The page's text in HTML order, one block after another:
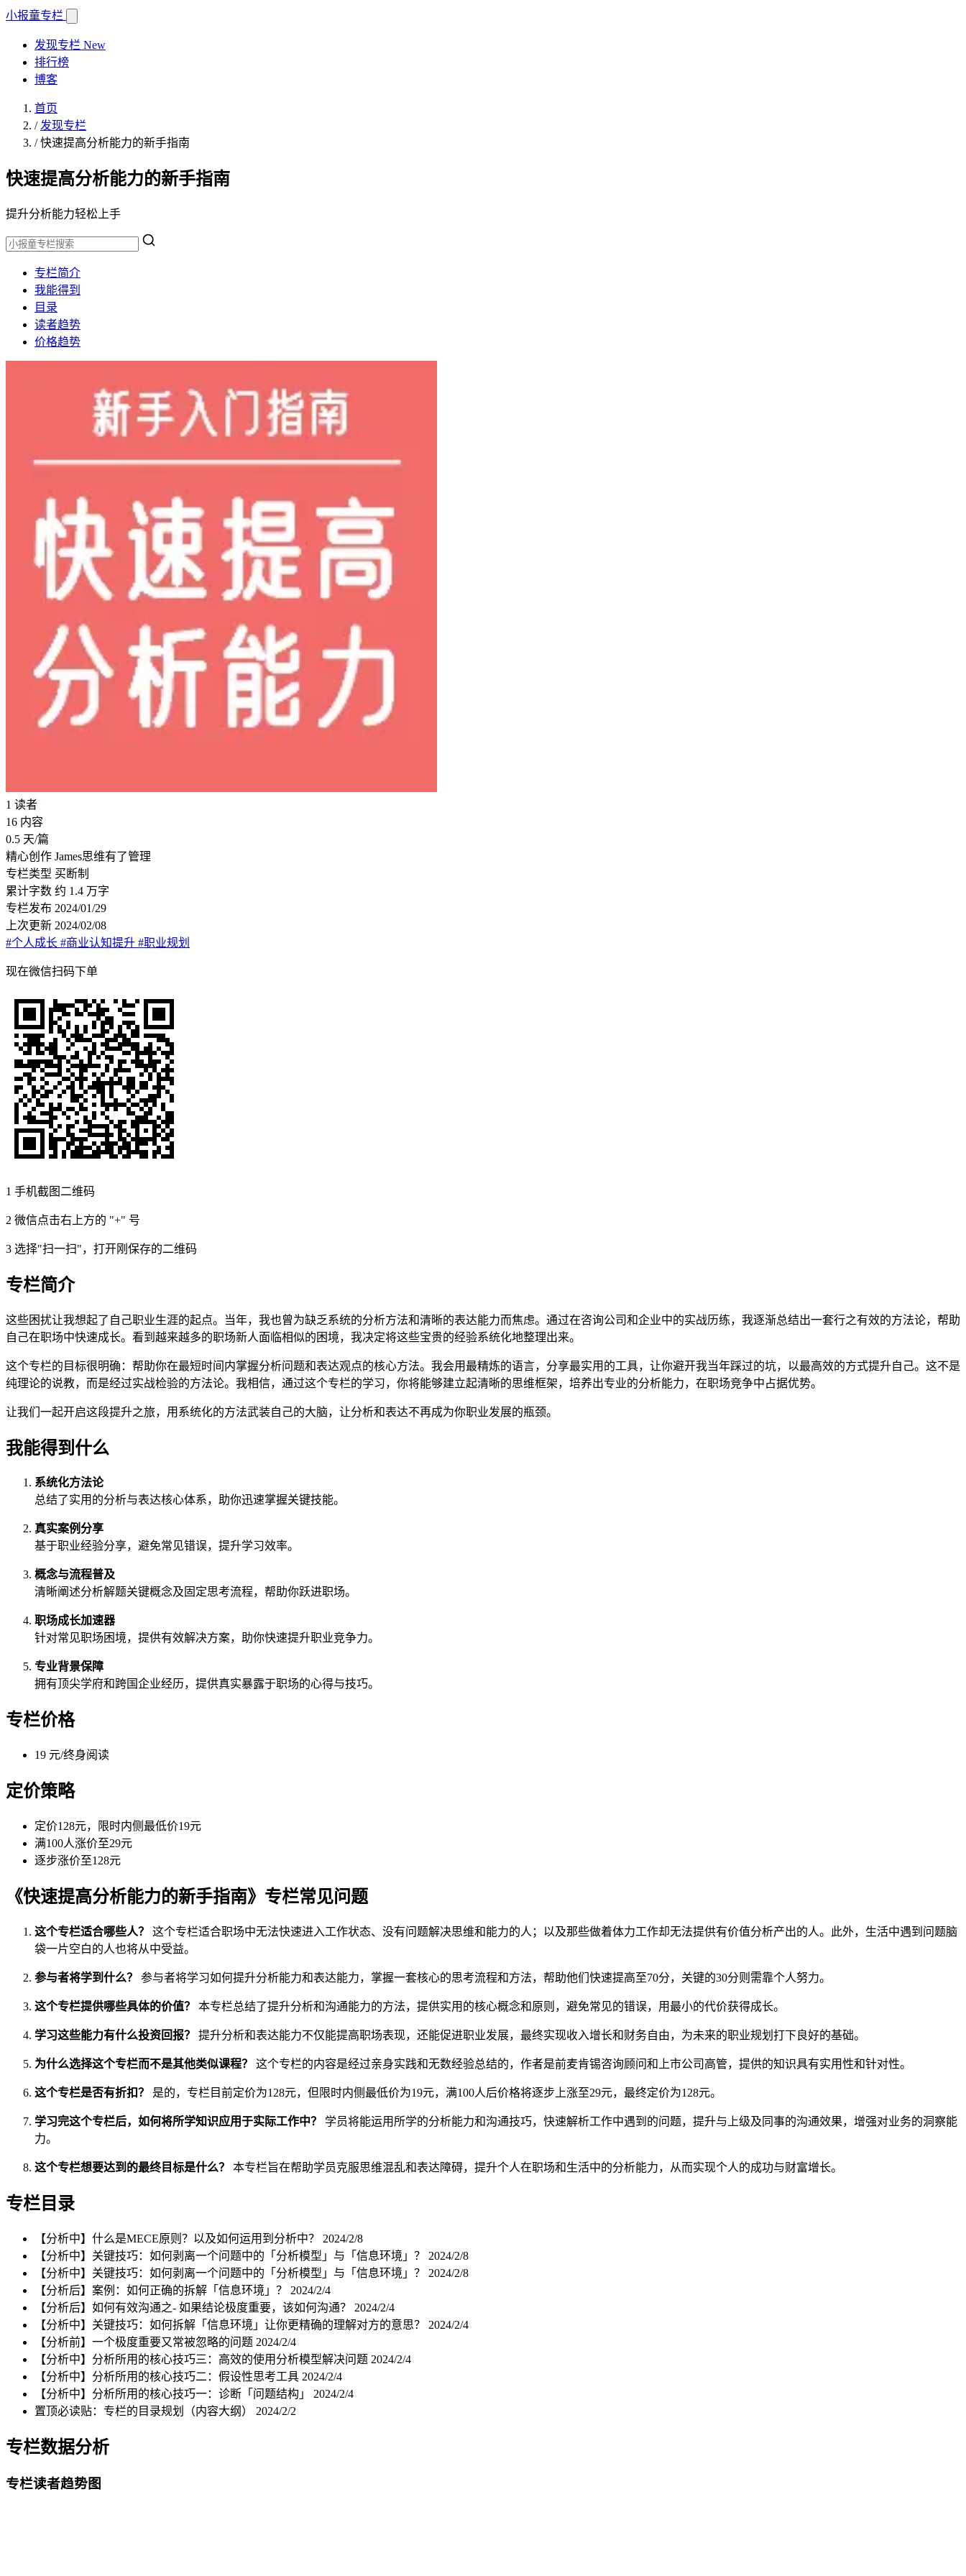
小报童专栏
发现专栏 New
排行榜
博客
首页
/ 发现专栏
/快速提高分析能力的新手指南
快速提高分析能力的新手指南
提升分析能力轻松上手
专栏简介
我能得到
目录
读者趋势
价格趋势
1 读者
16 内容
0.5 天/篇
精心创作 James思维有了管理
专栏类型 买断制
累计字数 约 1.4 万字
专栏发布 2024/01/29
上次更新 2024/02/08
#个人成长 #商业认知提升 #职业规划
现在微信扫码下单
1 手机截图二维码
2 微信点击右上方的 "+" 号
3 选择"扫一扫"，打开刚保存的二维码
专栏简介
这些困扰让我想起了自己职业生涯的起点。当年，我也曾为缺乏系统的分析方法和清晰的表达能力而焦虑。通过在咨询公司和企业中的实战历练，我逐渐总结出一套行之有效的方法论，帮助
自己在职场中快速成长。看到越来越多的职场新人面临相似的困境，我决定将这些宝贵的经验系统化地整理出来。
这个专栏的目标很明确：帮助你在最短时间内掌握分析问题和表达观点的核心方法。我会用最精炼的语言，分享最实用的工具，让你避开我当年踩过的坑，以最高效的方式提升自己。这不是
纯理论的说教，而是经过实战检验的方法论。我相信，通过这个专栏的学习，你将能够建立起清晰的思维框架，培养出专业的分析能力，在职场竞争中占据优势。
让我们一起开启这段提升之旅，用系统化的方法武装自己的大脑，让分析和表达不再成为你职业发展的瓶颈。
我能得到什么
系统化方法论
总结了实用的分析与表达核心体系，助你迅速掌握关键技能。
真实案例分享
基于职业经验分享，避免常见错误，提升学习效率。
概念与流程普及
清晰阐述分析解题关键概念及固定思考流程，帮助你跃进职场。
职场成长加速器
针对常见职场困境，提供有效解决方案，助你快速提升职业竞争力。
专业背景保障
拥有顶尖学府和跨国企业经历，提供真实暴露于职场的心得与技巧。
专栏价格
19 元/终身阅读
定价策略
定价128元，限时内侧最低价19元
满100人涨价至29元
逐步涨价至128元
《快速提高分析能力的新手指南》专栏常见问题
这个专栏适合哪些人？
这个专栏适合职场中无法快速进入工作状态、没有问题解决思维和能力的人；以及那些做着体力工作却无法提供有价值分析产出的人。此外，生活中遇到问题脑
袋一片空白的人也将从中受益。
参与者将学到什么？ 参与者将学习如何提升分析能力和表达能力，掌握一套核心的思考流程和方法，帮助他们快速提高至70分，关键的30分则需靠个人努力。
这个专栏提供哪些具体的价值？ 本专栏总结了提升分析和沟通能力的方法，提供实用的核心概念和原则，避免常见的错误，用最小的代价获得成长。
学习这些能力有什么投资回报？ 提升分析和表达能力不仅能提高职场表现，还能促进职业发展，最终实现收入增长和财务自由，为未来的职业规划打下良好的基础。
为什么选择这个专栏而不是其他类似课程？ 这个专栏的内容是经过亲身实践和无数经验总结的，作者是前麦肯锡咨询顾问和上市公司高管，提供的知识具有实用性和针对性。
这个专栏是否有折扣？ 是的，专栏目前定价为128元，但限时内侧最低价为19元，满100人后价格将逐步上涨至29元，最终定价为128元。
学习完这个专栏后，如何将所学知识应用于实际工作中？
学员将能运用所学的分析能力和沟通技巧，快速解析工作中遇到的问题，提升与上级及同事的沟通效果，增强对业务的洞察能
力。
这个专栏想要达到的最终目标是什么？ 本专栏旨在帮助学员克服思维混乱和表达障碍，提升个人在职场和生活中的分析能力，从而实现个人的成功与财富增长。
专栏目录
【分析中】什么是MECE原则？以及如何运用到分析中？ 2024/2/8
【分析中】关键技巧：如何剥离一个问题中的「分析模型」与「信息环境」？ 2024/2/8
【分析中】关键技巧：如何剥离一个问题中的「分析模型」与「信息环境」？ 2024/2/8
【分析后】案例：如何正确的拆解「信息环境」？ 2024/2/4
【分析后】如何有效沟通之- 如果结论极度重要，该如何沟通？ 2024/2/4
【分析中】关键技巧：如何拆解「信息环境」让你更精确的理解对方的意思？ 2024/2/4
【分析前】一个极度重要又常被忽略的问题 2024/2/4
【分析中】分析所用的核心技巧三：高效的使用分析模型解决问题 2024/2/4
【分析中】分析所用的核心技巧二：假设性思考工具 2024/2/4
【分析中】分析所用的核心技巧一：诊断「问题结构」 2024/2/4
置顶必读贴：专栏的目录规划（内容大纲） 2024/2/2
专栏数据分析
专栏读者趋势图